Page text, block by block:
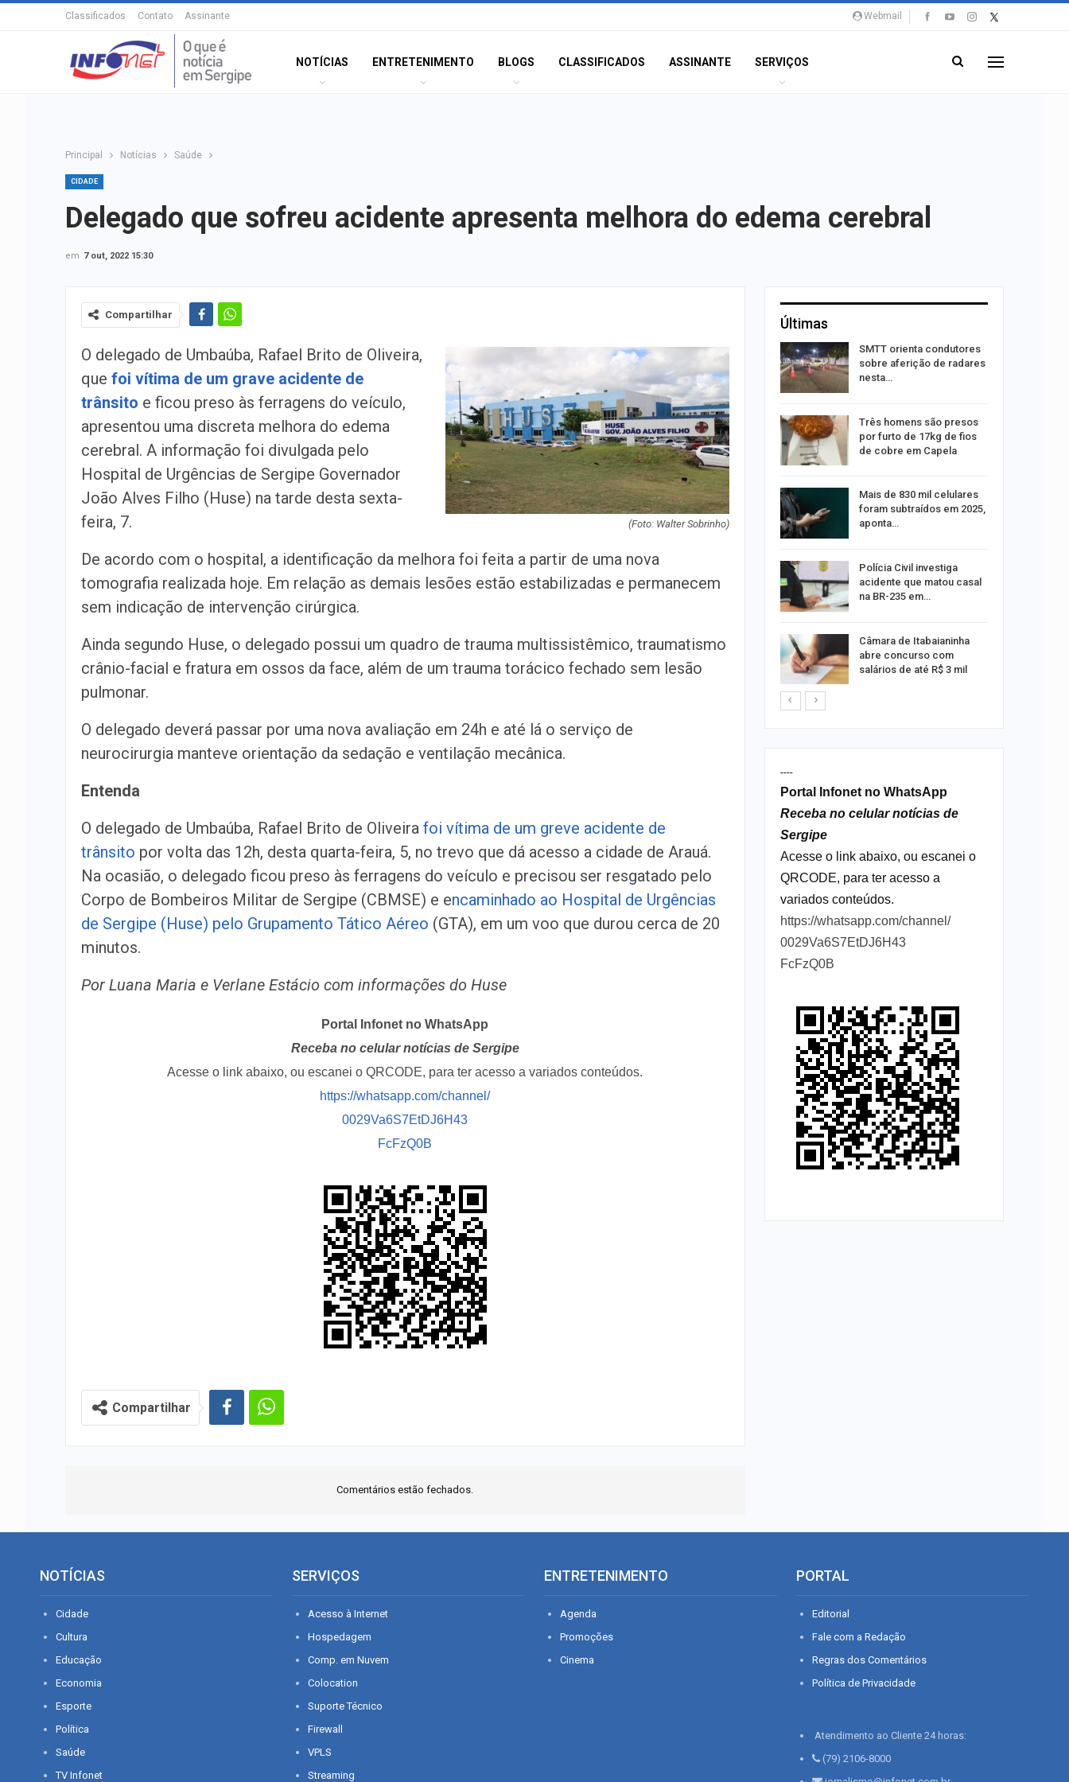
Webmail
Classificados Contato Assinante
NOTÍCIAS ENTRETENIMENTO BLOGS CLASSIFICADOS ASSINANTE SERVIÇOS
Principal Notícias Saúde
CIDADE
Delegado que sofreu acidente apresenta melhora do edema cerebral
em 7 out, 2022 15:30
Compartilhar
(Foto: Walter Sobrinho)
O delegado de Umbaúba, Rafael Brito de Oliveira,
que foi vítima de um grave acidente de
trânsito e ficou preso às ferragens do veículo,
apresentou uma discreta melhora do edema
cerebral. A informação foi divulgada pelo
Hospital de Urgências de Sergipe Governador
João Alves Filho (Huse) na tarde desta sexta-
feira, 7.
De acordo com o hospital, a identificação da melhora foi feita a partir de uma nova
tomografia realizada hoje. Em relação as demais lesões estão estabilizadas e permanecem
sem indicação de intervenção cirúrgica.
Ainda segundo Huse, o delegado possui um quadro de trauma multissistêmico, traumatismo
crânio-facial e fratura em ossos da face, além de um trauma torácico fechado sem lesão
pulmonar.
O delegado deverá passar por uma nova avaliação em 24h e até lá o serviço de
neurocirurgia manteve orientação da sedação e ventilação mecânica.
Entenda
O delegado de Umbaúba, Rafael Brito de Oliveira foi vítima de um greve acidente de
trânsito por volta das 12h, desta quarta-feira, 5, no trevo que dá acesso a cidade de Arauá.
Na ocasião, o delegado ficou preso às ferragens do veículo e precisou ser resgatado pelo
Corpo de Bombeiros Militar de Sergipe (CBMSE) e encaminhado ao Hospital de Urgências
de Sergipe (Huse) pelo Grupamento Tático Aéreo (GTA), em um voo que durou cerca de 20
minutos.
Por Luana Maria e Verlane Estácio com informações do Huse
Portal Infonet no WhatsApp
Receba no celular notícias de Sergipe
Acesse o link abaixo, ou escanei o QRCODE, para ter acesso a variados conteúdos.
https://whatsapp.com/channel/
0029Va6S7EtDJ6H43
FcFzQ0B
Compartilhar
Comentários estão fechados.
Últimas
Moradores protestam por
melhorias e bloqueiam
rodovia em Socorro
Bairro América recebe
décima edição do projeto
‘Tamo…
Pinguim-de-magalhães é
encontrado morto na Praia
do Saco
Inscrições para exame de
proficiência em português
Idosa de 82 anos morre
após atropelamento na SE-
065 em São…
SMTT orienta condutores
sobre aferição de radares
nesta…
Três homens são presos
por furto de 17kg de fios
de cobre em Capela
Mais de 830 mil celulares
foram subtraídos em 2025,
aponta…
Polícia Civil investiga
acidente que matou casal
na BR-235 em…
Câmara de Itabaianinha
abre concurso com
salários de até R$ 3 mil
----
Portal Infonet no WhatsApp
Receba no celular notícias de
Sergipe
Acesse o link abaixo, ou escanei o
QRCODE, para ter acesso a
variados conteúdos.
https://whatsapp.com/channel/
0029Va6S7EtDJ6H43
FcFzQ0B
NOTÍCIAS
Cidade
Cultura
Educação
Economia
Esporte
Política
Saúde
TV Infonet
SERVIÇOS
Acesso à Internet
Hospedagem
Comp. em Nuvem
Colocation
Suporte Técnico
Firewall
VPLS
Streaming
ENTRETENIMENTO
Agenda
Promoções
Cinema
PORTAL
Editorial
Fale com a Redação
Regras dos Comentários
Política de Privacidade
Atendimento ao Cliente 24 horas:
(79) 2106-8000